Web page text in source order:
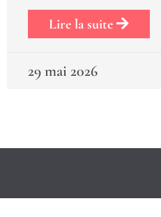
Lire la suite
29 mai 2026